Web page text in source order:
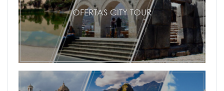
OFERTAS CITY TOUR